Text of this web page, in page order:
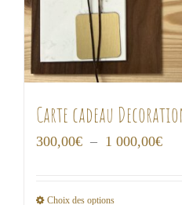
Carte cadeau
300,00€ – 1 000,00€
Choix des options